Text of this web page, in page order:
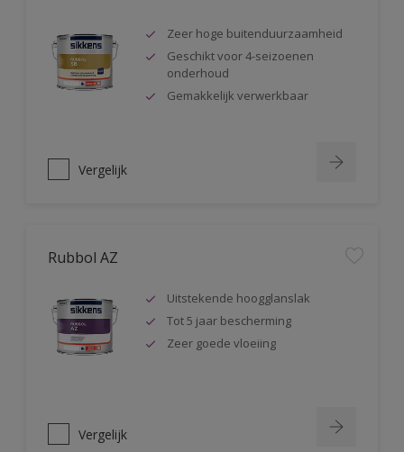
Zeer hoge buitenduurzaamheid
Geschikt voor 4-seizoenen
onderhoud
Gemakkelijk verwerkbaar
Vergelijk
Rubbol AZ
Uitstekende hoogglanslak
Tot 5 jaar bescherming
Zeer goede vloeiing
Vergelijk